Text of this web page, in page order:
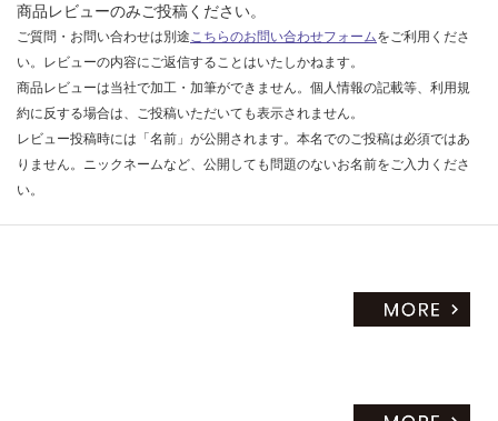
商品レビューのみご投稿ください。
ご質問・お問い合わせは別途 こちらのお問い合わせフォームをご利用くださ
い。レビューの内容にご返信することはいたしかねます。
商品レビューは当社で加工・加筆ができません。個人情報の記載等、利用規
約に反する場合は、ご投稿いただいても表示されません。
レビュー投稿時には「名前」が公開されます。本名でのご投稿は必須ではあ
りません。ニックネームなど、公開しても問題のないお名前をご入力くださ
い。